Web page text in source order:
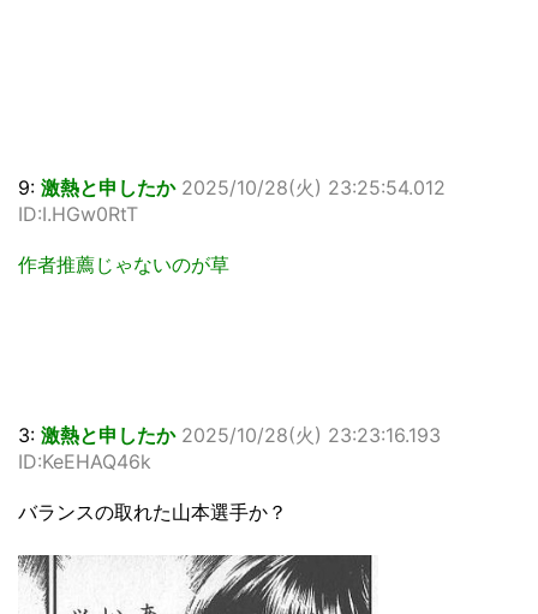
9: 激熱と申したか 2025/10/28(火) 23:25:54.012
ID:I.HGw0RtT
作者推薦じゃないのが草
3: 激熱と申したか 2025/10/28(火) 23:23:16.193
ID:KeEHAQ46k
バランスの取れた山本選手か？